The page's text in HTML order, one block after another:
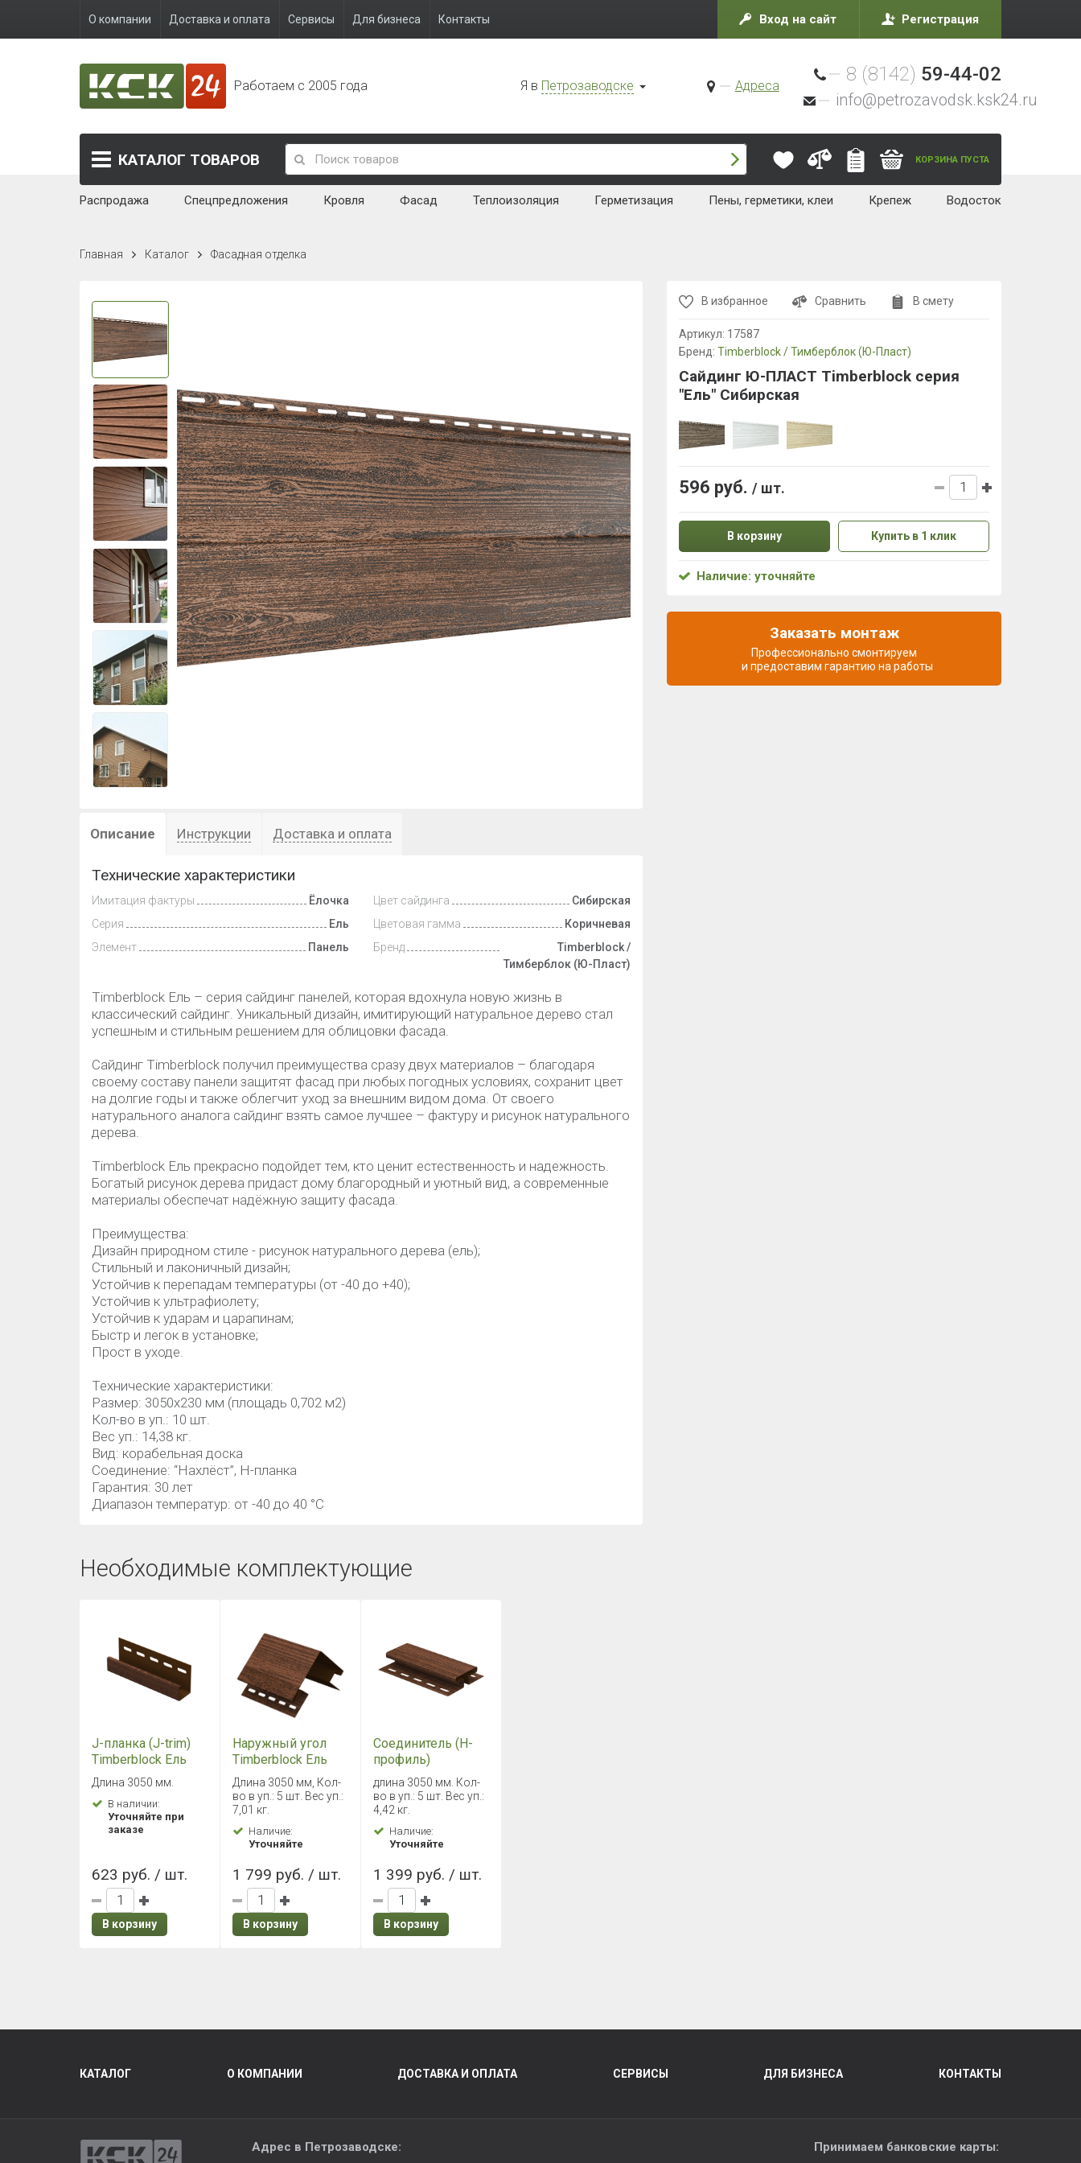
О компании Доставка и оплата Сервисы Для бизнеса Контакты Вход на сайт Регистрация
Работаем с 2005 года Я в Петрозаводске Адреса
8 (8142) 59-44-02
info@petrozavodsk.ksk24.ru
КАТАЛОГ ТОВАРОВ КОРЗИНА ПУСТА
Распродажа Спецпредложения Кровля Фасад Теплоизоляция Герметизация Пены, герметики, клеи Крепеж Водосток
Главная Каталог Фасадная отделка
Описание Инструкции Доставка и оплата
Технические характеристики
Имитация фактуры
Ёлочка
Серия
Ель
Элемент
Панель
Цвет сайдинга
Сибирская
Цветовая гамма
Коричневая
Бренд
Timberblock /
Тимберблок (Ю-Пласт)
Timberblock Ель – серия сайдинг панелей, которая вдохнула новую жизнь в
классический сайдинг. Уникальный дизайн, имитирующий натуральное дерево стал
успешным и стильным решением для облицовки фасада.
Сайдинг Timberblock получил преимущества сразу двух материалов – благодаря
своему составу панели защитят фасад при любых погодных условиях, сохранит цвет
на долгие годы и также облегчит уход за внешним видом дома. От своего
натурального аналога сайдинг взять самое лучшее – фактуру и рисунок натурального
дерева.
Timberblock Ель прекрасно подойдет тем, кто ценит естественность и надежность.
Богатый рисунок дерева придаст дому благородный и уютный вид, а современные
материалы обеспечат надёжную защиту фасада.
Преимущества:
Дизайн природном стиле - рисунок натурального дерева (ель);
Стильный и лаконичный дизайн;
Устойчив к перепадам температуры (от -40 до +40);
Устойчив к ультрафиолету;
Устойчив к ударам и царапинам;
Быстр и легок в установке;
Прост в уходе.
Технические характеристики:
Размер: 3050х230 мм (площадь 0,702 м2)
Кол-во в уп.: 10 шт.
Вес уп.: 14,38 кг.
Вид: корабельная доска
Соединение: “Нахлёст”, Н-планка
Гарантия: 30 лет
Диапазон температур: от -40 до 40 °C
Необходимые комплектующие
J-планка (J-trim)
Timberblock Ель
Сибирская
Длина 3050 мм.
В наличии:
Уточняйте при
заказе
623 руб. / шт.
В корзину
Наружный угол
Timberblock Ель
Сибирская
Длина 3050 мм, Кол-
во в уп.: 5 шт. Вес уп.:
7,01 кг.
Наличие:
Уточняйте
1 799 руб. / шт.
В корзину
Соединитель (H-
профиль)
Timberblock Ель
Сибирская
длина 3050 мм. Кол-
во в уп.: 5 шт. Вес уп.:
4,42 кг.
Наличие:
Уточняйте
1 399 руб. / шт.
В корзину
В избранное Сравнить В смету
Артикул: 17587
Бренд: Timberblock / Тимберблок (Ю-Пласт)
Сайдинг Ю-ПЛАСТ Timberblock серия
"Ель" Сибирская
596 руб. / шт.
В корзину Купить в 1 клик
Наличие: уточняйте
Заказать монтаж
Профессионально смонтируем
и предоставим гарантию на работы
КАТАЛОГ О КОМПАНИИ ДОСТАВКА И ОПЛАТА СЕРВИСЫ ДЛЯ БИЗНЕСА КОНТАКТЫ
Адрес в Петрозаводске: Принимаем банковские карты: